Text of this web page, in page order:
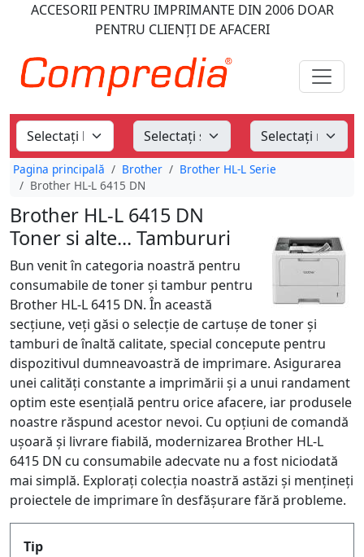
ACCESORII PENTRU IMPRIMANTE DIN 2006DOAR
PENTRU CLIENȚI DE AFACERI
Pagina principală Brother
Brother HL-L Serie
Brother HL-L 6415 DN
Brother HL-L 6415 DN
Toner si alte... Tambururi
Bun venit în categoria noastră pentru
consumabile de toner și tambur pentru
Brother HL-L 6415 DN. În această
secțiune, veți găsi o selecție de cartușe de toner și
tamburi de înaltă calitate, special concepute pentru
dispozitivul dumneavoastră de imprimare. Asigurarea
unei calități constante a imprimării și a unui randament
optim este esențială pentru orice afacere, iar produsele
noastre răspund acestor nevoi. Cu opțiuni de comandă
ușoară și livrare fiabilă, modernizarea Brother HL-L
6415 DN cu consumabile adecvate nu a fost niciodată
mai simplă. Explorați colecția noastră astăzi și mențineți
proiectele de imprimare în desfășurare fără probleme.
Produktfilter
Tip